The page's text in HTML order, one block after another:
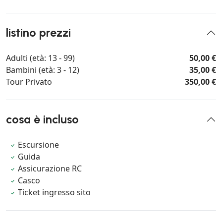
listino prezzi
Adulti (età: 13 - 99)
50,00 €
Bambini (età: 3 - 12)
35,00 €
Tour Privato
350,00 €
cosa è incluso
Escursione
Guida
Assicurazione RC
Casco
Ticket ingresso sito